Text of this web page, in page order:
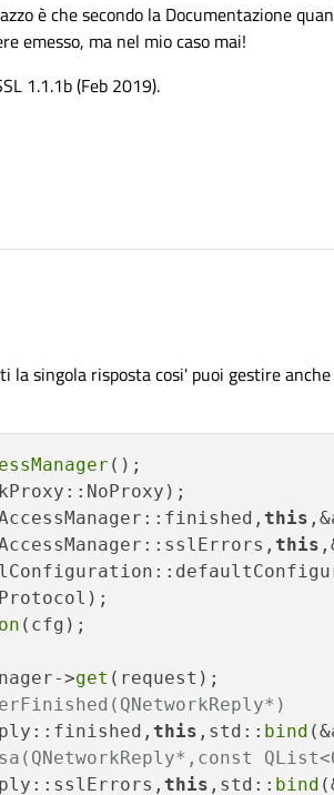
è che secondo la Documentazione
emesso, ma nel mio caso mai!
1.1.1b (Feb 2019).
la singola risposta cosi' puoi gestire
();
this
this
(cfg);
>get
this ,std:: bind
this ,std:: bind